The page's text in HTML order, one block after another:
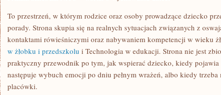
To przestrzeń, w którym rodzice oraz osoby prowadzące dziecko
porady. Strona skupia się na realnych sytuacjach związanych z
kontaktami rówieśniczymi oraz nabywaniem kompetencji w wieku
w żłobku i przedszkolu i Technologia w edukacji. Strona nie jest
praktyczny przewodnik po tym, jak wspierać dziecko, kiedy
następuje wybuch emocji po dniu pełnym wrażeń, albo kiedy
placówki.